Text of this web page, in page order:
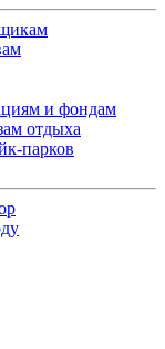
и фондам
отдыха
парков